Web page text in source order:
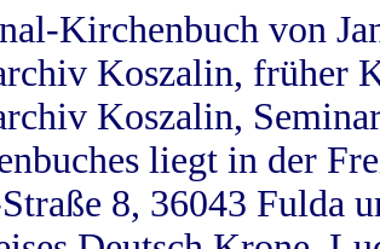
Kirchenbuch von
Koszalin, früher
Koszalin,
liegt in der
8, 36043 Fulda